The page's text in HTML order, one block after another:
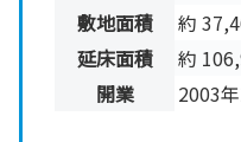
敷地面積
約
延床面積
約
開業
2003